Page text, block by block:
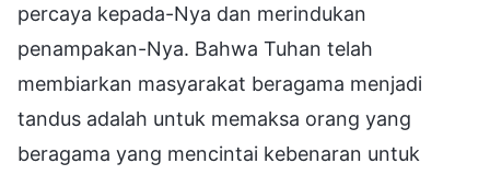
percaya kepada-Nya dan merindukan
penampakan-Nya. Bahwa Tuhan telah
membiarkan masyarakat beragama menjadi
tandus adalah untuk memaksa orang yang
beragama yang mencintai kebenaran untuk